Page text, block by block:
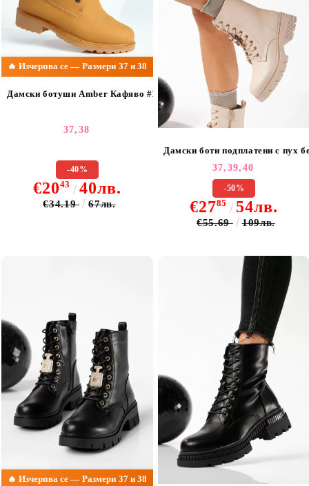
🔥 Изчерпва се — Размери 37 и 38
Дамски ботуши Amber Кафяво #13174
37, 38
-40%
€2043 40лв.
€34.19 67лв.
Дамски боти подплатени с пух
37, 39, 40
-50%
€2785 54лв.
€55.69 109лв.
🔥 Изчерпва се — Размери 37 и 38